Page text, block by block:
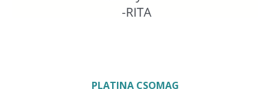
PLATINA CSOMAG